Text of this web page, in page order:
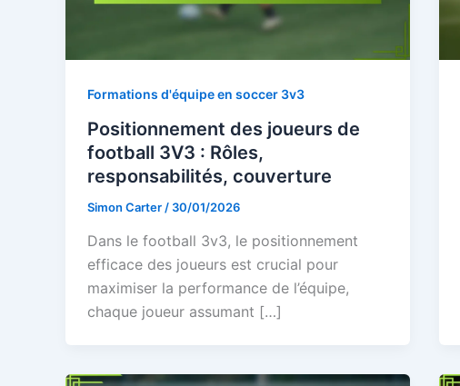
Formations d'équipe en soccer 3v3
Positionnement des joueurs de
football 3V3 : Rôles,
responsabilités, couverture
Simon Carter / 30/01/2026
Dans le football 3v3, le positionnement
efficace des joueurs est crucial pour
maximiser la performance de l’équipe,
chaque joueur assumant […]